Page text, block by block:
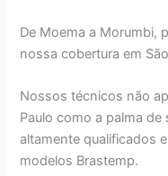
De Moema a Morumbi,
nossa cobertura em
Nossos técnicos não
Paulo como a palma
altamente qualificados
modelos Brastemp.